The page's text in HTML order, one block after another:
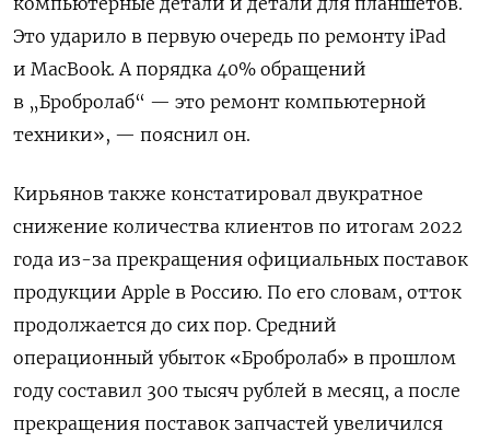
Это ударило в первую очередь по ремонту iPad
и MacBook. А порядка 40% обращений
в „Бробролаб“ — это ремонт компьютерной
техники», — пояснил он.
Кирьянов также констатировал двукратное
снижение количества клиентов по итогам 2022
года из-за прекращения официальных поставок
продукции Apple в Россию. По его словам, отток
продолжается до сих пор. Средний
операционный убыток «Бробролаб» в прошлом
году составил 300 тысяч рублей в месяц, а после
прекращения поставок запчастей увеличился